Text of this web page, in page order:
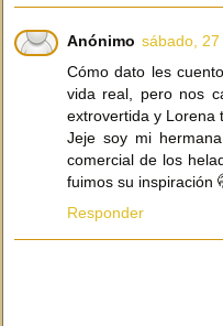
Anónimo sábado,
Cómo dato les
vida real, pero nos
extrovertida y Lorena
Jeje soy mi
comercial de los
fuimos su inspiración
Responder